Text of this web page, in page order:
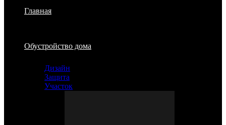
Главная
Обустройство дома
Дизайн
Защита
Участок